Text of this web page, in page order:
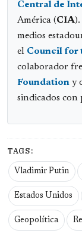
Central de
América (CIA).
medios
el Council for
colaborador
Foundation y
sindicados con
TAGS:
Vladimir Putin
Estados Unidos
Geopolítica